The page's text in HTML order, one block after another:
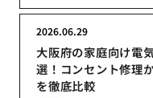
大阪府の家庭向け電
選！コンセント修理
を徹底比較
2026.06.29